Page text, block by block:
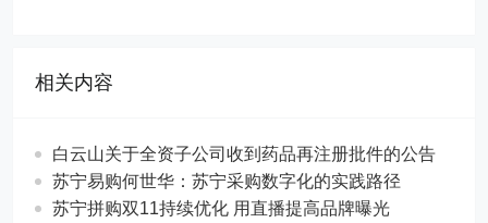
相关内容
白云山关于全资子公司收到药品再注册批件的公告
苏宁易购何世华：苏宁采购数字化的实践路径
苏宁拼购双11持续优化 用直播提高品牌曝光